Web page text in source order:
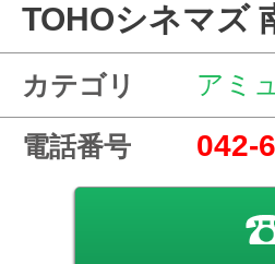
TOHOシネマズ
カテゴリ アミ
電話番号 042-